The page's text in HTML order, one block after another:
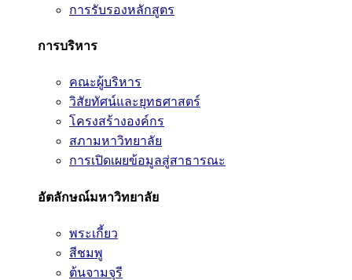
การรับรองหลักสูตร
การบริหาร
คณะผู้บริหาร
วิสัยทัศน์และยุทธศาสตร์
โครงสร้างองค์กร
สภามหาวิทยาลัย
การเปิดเผยข้อมูลสู่สาธารณะ
อัตลักษณ์มหาวิทยาลัย
พระเกี้ยว
สีชมพู
ต้นจามจุรี